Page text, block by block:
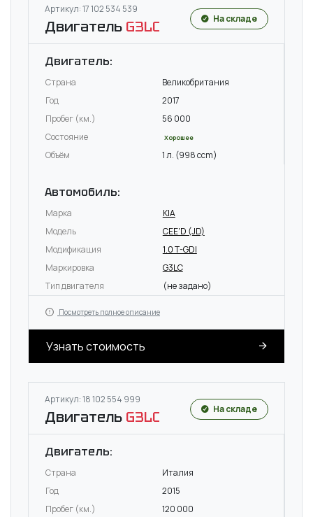
Артикул: 17 102 534 539
Двигатель G3LC На складе
Двигатель:
Страна
Великобритания
Год
2017
Пробег (км.)
56 000
Состояние
Хорошее
Объём 1 л. (998 ccm)
Автомобиль:
Марка
KIA
Модель
CEE'D (JD)
Модификация
1.0 T-GDI
Маркировка
G3LC
Тип двигателя
(не задано)
Посмотреть полное описание
Узнать стоимость
Артикул: 18 102 554 999
Двигатель G3LC На складе
Двигатель:
Страна
Италия
Год
2015
Пробег (км.)
120 000